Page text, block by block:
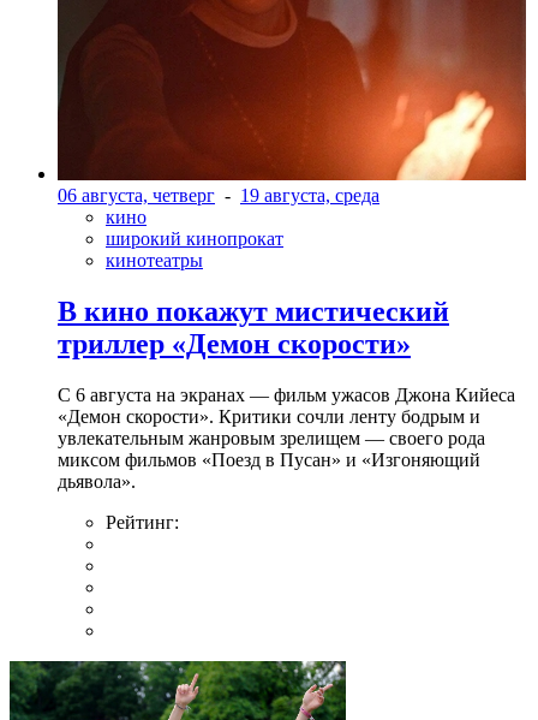
06 августа, четверг - 19 августа, среда
кино
широкий кинопрокат
кинотеатры
В кино покажут мистический
триллер «Демон скорости»
С 6 августа на экранах — фильм ужасов Джона Кийеса
«Демон скорости». Критики сочли ленту бодрым и
увлекательным жанровым зрелищeм — своего рода
миксом фильмов «Поезд в Пусан» и «Изгоняющий
дьявола».
Рейтинг: